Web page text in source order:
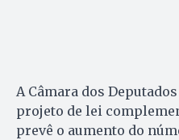
A Câmara dos
projeto de lei
prevê o aumento do